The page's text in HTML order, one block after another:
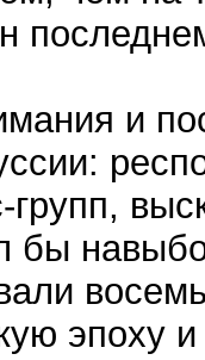
и
групп,
эпоху